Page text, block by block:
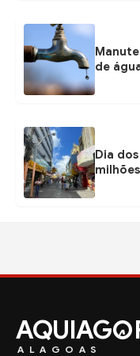
de
Dia
AQUIAG
ALAGOAS